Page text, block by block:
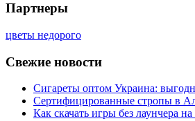
Партнеры
цветы недорого
Свежие новости
Сигареты оптом Украина:
Сертифицированные стропы в
Как скачать игры без лаунчера